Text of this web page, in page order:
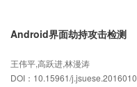
和话题文本分布相似度度量。其
利用TF-IDF算法对文档提取特征
模。实验结果表明，在本文设计
题模型不仅能够在不需要先验话
Android界面劫持攻击检测
王伟平,高跃进,林漫涛
DOI：10.15961/